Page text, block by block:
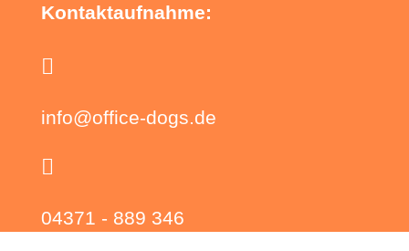
Kontaktaufnahme:

info@office-dogs.de

04371 - 889 346